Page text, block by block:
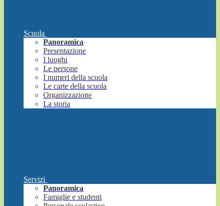
Scuola
Panoramica
Presentazione
I luoghi
Le persone
I numeri della scuola
Le carte della scuola
Organizzazione
La storia
Servizi
Panoramica
Famiglie e studenti